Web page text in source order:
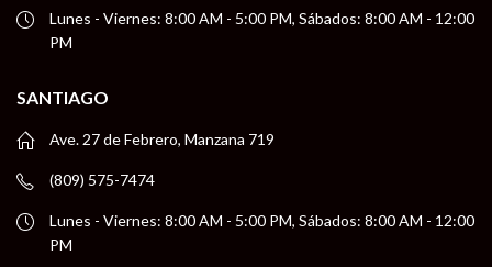
Lunes - Viernes: 8:00 AM - 5:00 PM, Sábados: 8:00 AM - 12:00
PM
SANTIAGO
Ave. 27 de Febrero, Manzana 719
(809) 575-7474
Lunes - Viernes: 8:00 AM - 5:00 PM, Sábados: 8:00 AM - 12:00
PM